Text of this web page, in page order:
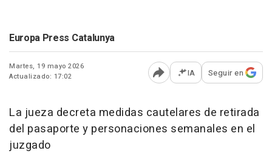
Europa Press Catalunya
Martes, 19 mayo 2026
Actualizado: 17:02
Abrir opciones para
IA Seguir en
La jueza decreta medidas cautelares de retirada
del pasaporte y personaciones semanales en el
juzgado